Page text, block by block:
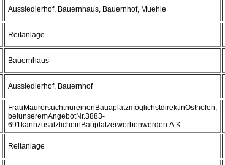
Aussiedlerhof, Bauernhaus, Bauernhof, Muehle
Reitanlage
Bauernhaus
Aussiedlerhof, Bauernhof
FrauMaurersuchtnureinenBauaplatzmöglichstdirektinOsthofen,
beiunseremAngebotNr.3883-
691kannzusätzlicheinBauplatzerworbenwerden.A.K.
Reitanlage